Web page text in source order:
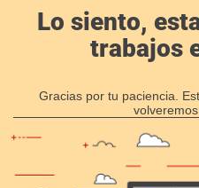
Lo siento,
trabajos
Gracias por tu paciencia.